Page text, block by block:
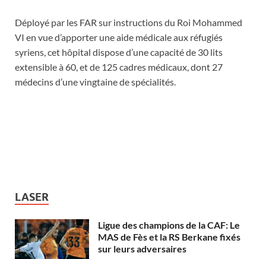
Déployé par les FAR sur instructions du Roi Mohammed
VI en vue d’apporter une aide médicale aux réfugiés
syriens, cet hôpital dispose d’une capacité de 30 lits
extensible à 60, et de 125 cadres médicaux, dont 27
médecins d’une vingtaine de spécialités.
LASER
Ligue des champions de la CAF: Le
MAS de Fès et la RS Berkane fixés
sur leurs adversaires